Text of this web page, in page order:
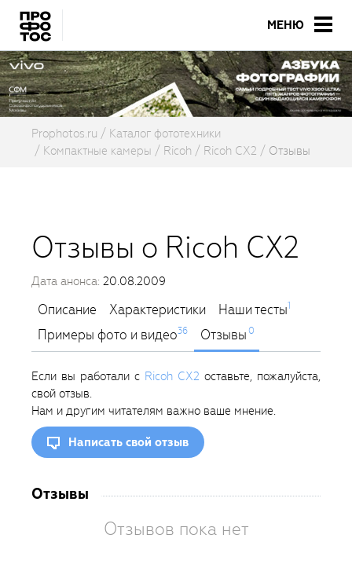
МЕНЮ
Prophotos.ru
Каталог фототехники
Компактные камеры
Ricoh Ricoh CX2 Отзывы
Отзывы о Ricoh CX2
Дата анонса: 20.08.2009
Описание Характеристики Наши тесты1
Примеры фото и видео36 Отзывы0
Если вы работали с Ricoh CX2 оставьте, пожалуйста,
свой отзыв.
Нам и другим читателям важно ваше мнение.
Написать свой отзыв
Отзывы
Отзывов пока нет